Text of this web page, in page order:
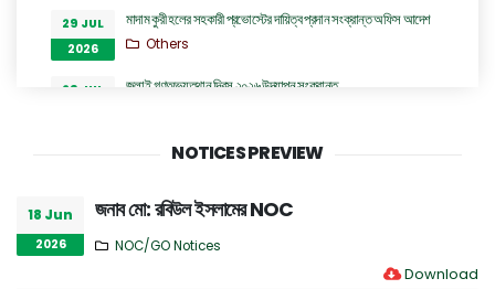
29 JUL
2026
মাদাম কুরী হলের সহকারী প্রভোস্টের দায়িত্ব প্রদান সংক্রান্ত অফিস আদেশ
Others
29 JUL
জুলাই গণঅভ্যুত্থান দিবস ২০২৬ উদযাপন সংক্রান্ত
সিনিয়র অফিস এ্যসিসটেন্ট কাম কম্পিউটার অপারেটর (কনভার্টিবল) পদে
Career Notices
28 JUL
ঢাকা প্রকৌশল ও প্রযুক্তি বিশ্ববিদ্যালয়, গাজীপুর এর ইলেকট্রিক্যাল এন্ড
ইলেকট্রনিক ইঞ্জিনিয়ারিং বিভাগের অধ্যাপক ড. প্রকৌশলী রুমা অত্র
বিশ্ববিদ্যালয়ের প্রো-ভাইস চ্যান্সেলর পদে যোগদান সংক্রান্ত বিজ্ঞপ্তি
NOTICES PREVIEW
18 Jun
2026
জনাব মো: রবিউল ইসলামের NOC
NOC/GO Notices
Download